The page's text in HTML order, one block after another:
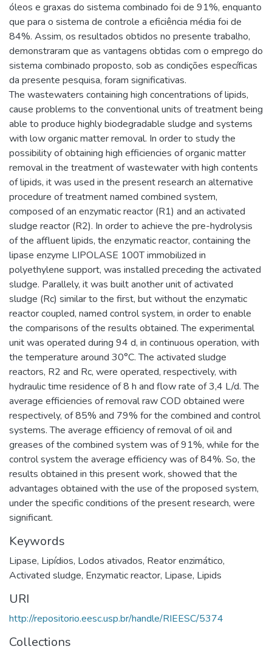
óleos e graxas do sistema combinado foi de 91%, enquanto
que para o sistema de controle a eficiência média foi de
84%. Assim, os resultados obtidos no presente trabalho,
demonstraram que as vantagens obtidas com o emprego do
sistema combinado proposto, sob as condições específicas
da presente pesquisa, foram significativas.
The wastewaters containing high concentrations of lipids,
cause problems to the conventional units of treatment being
able to produce highly biodegradable sludge and systems
with low organic matter removal. In order to study the
possibility of obtaining high efficiencies of organic matter
removal in the treatment of wastewater with high contents
of lipids, it was used in the present research an alternative
procedure of treatment named combined system,
composed of an enzymatic reactor (R1) and an activated
sludge reactor (R2). In order to achieve the pre-hydrolysis
of the affluent lipids, the enzymatic reactor, containing the
lipase enzyme LIPOLASE 100T immobilized in
polyethylene support, was installed preceding the activated
sludge. Parallely, it was built another unit of activated
sludge (Rc) similar to the first, but without the enzymatic
reactor coupled, named control system, in order to enable
the comparisons of the results obtained. The experimental
unit was operated during 94 d, in continuous operation, with
the temperature around 30°C. The activated sludge
reactors, R2 and Rc, were operated, respectively, with
hydraulic time residence of 8 h and flow rate of 3,4 L/d. The
average efficiencies of removal raw COD obtained were
respectively, of 85% and 79% for the combined and control
systems. The average efficiency of removal of oil and
greases of the combined system was of 91%, while for the
control system the average efficiency was of 84%. So, the
results obtained in this present work, showed that the
advantages obtained with the use of the proposed system,
under the specific conditions of the present research, were
significant.
Keywords
Lipase, Lipídios, Lodos ativados, Reator enzimático,
Activated sludge, Enzymatic reactor, Lipase, Lipids
URI
http://repositorio.eesc.usp.br/handle/RIEESC/5374
Collections